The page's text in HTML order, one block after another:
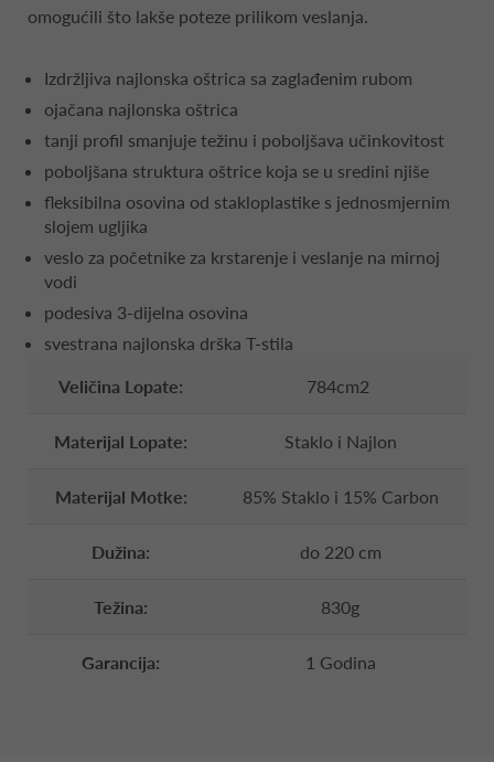
omogućili što lakše poteze prilikom veslanja.
Izdržljiva najlonska oštrica sa zaglađenim rubom
ojačana najlonska oštrica
tanji profil smanjuje težinu i poboljšava učinkovitost
poboljšana struktura oštrice koja se u sredini njiše
fleksibilna osovina od stakloplastike s jednosmjernim
slojem ugljika
veslo za početnike za krstarenje i veslanje na mirnoj
vodi
podesiva 3-dijelna osovina
svestrana najlonska drška T-stila
Veličina Lopate: 784cm2
Materijal Lopate: Staklo i Najlon
Materijal Motke: 85% Staklo i 15% Carbon
Dužina: do 220 cm
Težina: 830g
Garancija: 1 Godina